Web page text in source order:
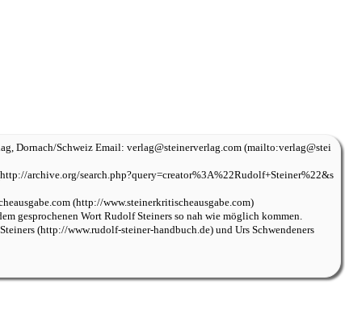
, Dornach/Schweiz Email: verlag@steinerverlag.com
gesprochenen Wort Rudolf Steiners so nah wie möglich kommen.
und Urs Schwendeners